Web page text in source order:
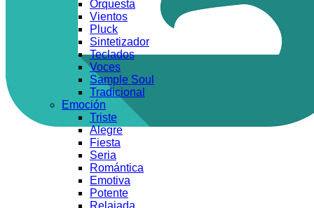
Orquesta
Vientos
Pluck
Sintetizador
Teclados
Voces
Sample Soul
Tradicional
Emoción
Triste
Alegre
Fiesta
Seria
Romántica
Emotiva
Potente
Relajada